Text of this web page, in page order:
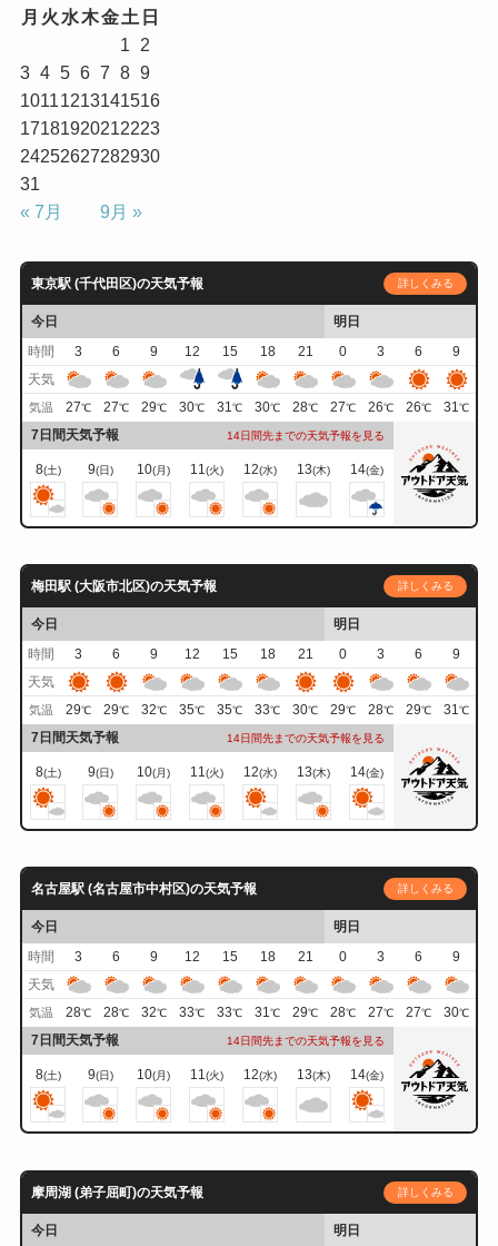
月 火 水木金土 日
1
2
3 4 5 6 7 8 9
10111213141516
17181920212223
24252627282930
31
« 7月
9月 »
東京駅 (千代田区)の天気予報 詳しくみる
今日
明日
時間
3 6 9 12 15 18 21 0 3 6
9
天気
気温 27℃ 27℃ 29℃ 30℃ 31℃ 30℃ 28℃ 27℃ 26℃ 26℃ 31℃
7日間天気予報 14日間先までの天気予報を見る
8(土) 9(日) 10(月) 11(火) 12(水) 13(木) 14(金)
梅田駅 (大阪市北区)の天気予報 詳しくみる
今日
明日
時間
3 6 9 12 15 18 21 0 3 6
9
天気
気温 29℃ 29℃ 32℃ 35℃ 35℃ 33℃ 30℃ 29℃ 28℃ 29℃ 31℃
7日間天気予報 14日間先までの天気予報を見る
8(土) 9(日) 10(月) 11(火) 12(水) 13(木) 14(金)
名古屋駅 (名古屋市中村区)の天気予報 詳しくみる
今日
明日
時間
3 6 9 12 15 18 21 0 3 6
9
天気
気温 28℃ 28℃ 32℃ 33℃ 33℃ 31℃ 29℃ 28℃ 27℃ 27℃ 30℃
7日間天気予報 14日間先までの天気予報を見る
8(土) 9(日) 10(月) 11(火) 12(水) 13(木) 14(金)
摩周湖 (弟子屈町)の天気予報 詳しくみる
今日 明日